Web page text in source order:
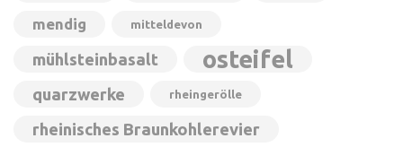
mendig mitteldevon
mühlsteinbasalt osteifel
quarzwerke rheingerölle
rheinisches Braunkohlerevier